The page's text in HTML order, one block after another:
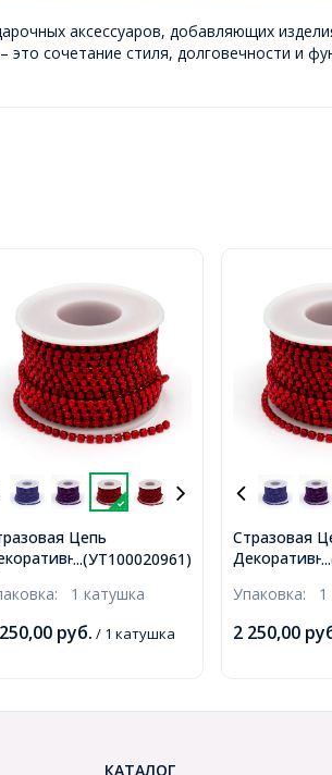
аксессуаров, добавляющих
сочетание стиля, долговечности и
...(УТ100020961)
Цепь
Стойкое
9м/катушка,
1 катушка
руб. / 1 катушка
Стразовая
Светлый
9м/
Упаковка: 1
2 250,00
КАТАЛОГ